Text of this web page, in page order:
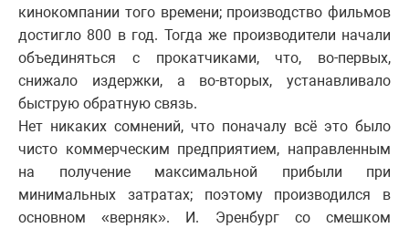
кинокомпании того времени; производство фильмов
достигло 800 в год. Тогда же производители начали
объединяться с прокатчиками, что, во-первых,
снижало издержки, а во-вторых, устанавливало
быструю обратную связь.
Нет никаких сомнений, что поначалу всё это было
чисто коммерческим предприятием, направленным
на получение максимальной прибыли при
минимальных затратах; поэтому производился в
основном «верняк». И. Эренбург со смешком